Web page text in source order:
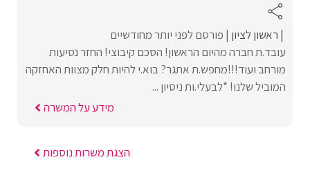
ראשון לציון פורסם לפני יותר מחודשיים
עובד.ת חברה מהיום הראשון! הסכם קיבוצי! החזר נסיעות
מורחב ועוד!!!מחפש.ת אתגר? בוא.י להיות חלק מצוות האחזקה
המוביל שלנו! *לבעלי.ות ניסיון ...
מידע על המשרה
הצגת משרות נוספות